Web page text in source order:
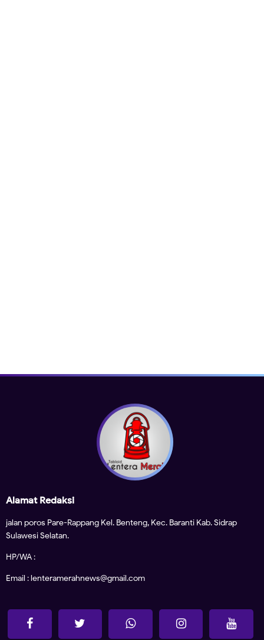
Alamat Redaksi
jalan poros Pare-Rappang Kel. Benteng, Kec. Baranti Kab. Sidrap
Sulawesi Selatan.
HP/WA :
Email : lenteramerahnews@gmail.com